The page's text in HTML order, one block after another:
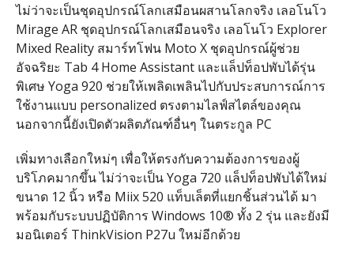
ไม่ว่าจะเป็นชุดอุปกรณ์โลกเสมือนผสานโลกจริง เลอโนโว
Mirage AR ชุดอุปกรณ์​โลกเสมือนจริง เลอโนโว Explorer
Mixed Reality สมาร์ทโฟน Moto X ชุดอุปกรณ์ผู้ช่วย
อัจฉริยะ Tab 4 Home Assistant และแล็ปท็อปพับได้รุ่น
พิเศษ Yoga 920 ช่วยให้เพลิดเพลินไปกับประสบการณ์การ
ใช้งานแบบ personalized ตรงตามไลฟ์สไตล์ของคุณ
นอกจากนี้ยังเปิดตัวผลิตภัณฑ์อื่นๆ ในตระกูล PC
เพิ่มทางเลือกใหม่ๆ เพื่อให้ตรงกับความต้องการของผู้
บริโภคมากขึ้น ไม่ว่าจะเป็น Yoga 720 แล็ปท็อปพับได้ใหม่
ขนาด 12 นิ้ว หรือ Miix 520 แท็บเล็ตที่แยกชิ้นส่วนได้ มา
พร้อมกับระบบปฏิบัติการ Windows 10® ทั้ง 2 รุ่น และยังมี
มอนิเตอร์ ThinkVision P27u ใหม่อีกด้วย